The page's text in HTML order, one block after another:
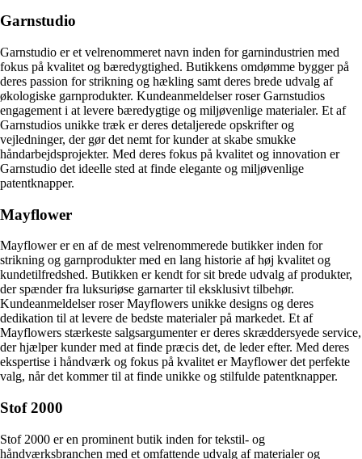
Garnstudio
Garnstudio er et velrenommeret navn inden for garnindustrien med
fokus på kvalitet og bæredygtighed. Butikkens omdømme bygger på
deres passion for strikning og hækling samt deres brede udvalg af
økologiske garnprodukter. Kundeanmeldelser roser Garnstudios
engagement i at levere bæredygtige og miljøvenlige materialer. Et af
Garnstudios unikke træk er deres detaljerede opskrifter og
vejledninger, der gør det nemt for kunder at skabe smukke
håndarbejdsprojekter. Med deres fokus på kvalitet og innovation er
Garnstudio det ideelle sted at finde elegante og miljøvenlige
patentknapper.
Mayflower
Mayflower er en af de mest velrenommerede butikker inden for
strikning og garnprodukter med en lang historie af høj kvalitet og
kundetilfredshed. Butikken er kendt for sit brede udvalg af produkter,
der spænder fra luksuriøse garnarter til eksklusivt tilbehør.
Kundeanmeldelser roser Mayflowers unikke designs og deres
dedikation til at levere de bedste materialer på markedet. Et af
Mayflowers stærkeste salgsargumenter er deres skræddersyede service,
der hjælper kunder med at finde præcis det, de leder efter. Med deres
ekspertise i håndværk og fokus på kvalitet er Mayflower det perfekte
valg, når det kommer til at finde unikke og stilfulde patentknapper.
Stof 2000
Stof 2000 er en prominent butik inden for tekstil- og
håndværksbranchen med et omfattende udvalg af materialer og